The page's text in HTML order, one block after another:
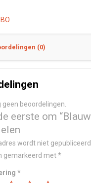
(0)
geen beoordelingen.
eerste om
wordt niet gepubliceerd.
gemarkeerd met*
*